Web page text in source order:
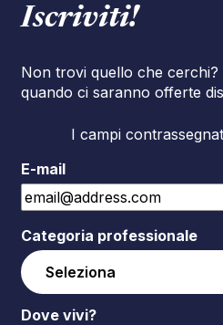
Iscriviti!
Non trovi quello che cerchi?
quando ci saranno offerte
I campi
E-mail
Categoria professionale
Dove vivi?